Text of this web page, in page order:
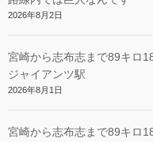
2026年8月2日
宮崎から志布志まで89キロ
ジャイアンツ駅
2026年8月1日
宮崎から志布志まで89キロ